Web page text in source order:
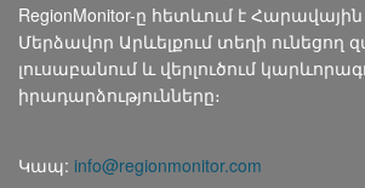
RegionMonitor-ը հետևում է
Մերձավոր Արևելքում տեղի ունեցող
լուսաբանում և վերլուծում
իրադարձությունները։
Կապ: info@regionmonitor.com